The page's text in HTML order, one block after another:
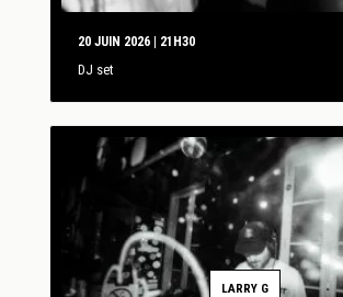
20 JUIN 2026 | 21H30
DJ set
LARRY G